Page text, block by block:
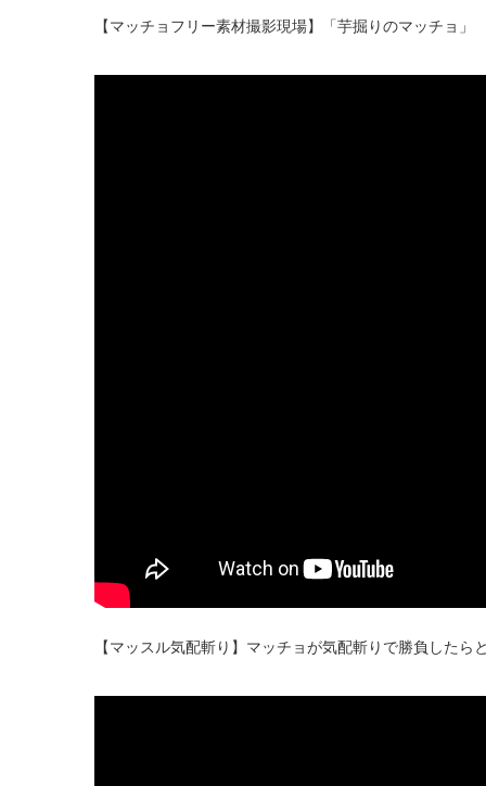
【マッチョフリー素材撮影現場】「芋掘りのマッチョ」
【マッスル気配斬り】マッチョが気配斬りで勝負したら